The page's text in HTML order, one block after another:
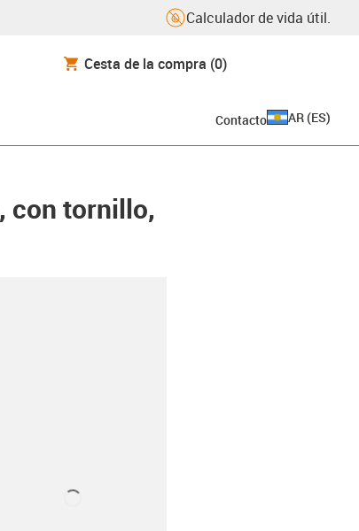
Calculador de vida útil.
Cesta de la compra (0)
Contacto AR (ES)
con tornillo,